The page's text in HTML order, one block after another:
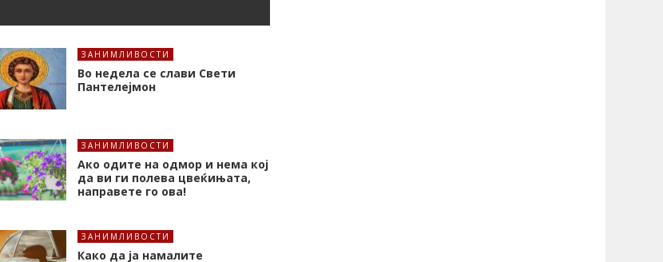
ЗАНИМЛИВОСТИ
Во недела се слави Свети
Пантелејмон
ЗАНИМЛИВОСТИ
Ако одите на одмор и нема кој
да ви ги полева цвеќињата,
направете го ова!
ЗАНИМЛИВОСТИ
Како да ја намалите